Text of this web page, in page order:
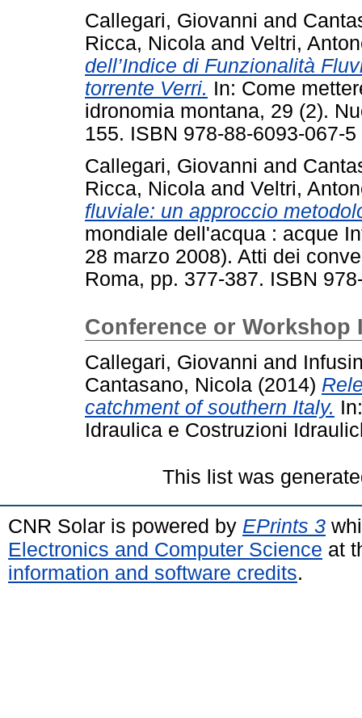
Callegari, Giovanni and
Ricca, Nicola and Veltri,
dell’Indice di Funzionalità
torrente Verri. In: Come
idronomia montana, 29 (2).
155. ISBN 978-88-6093-067-5
Callegari, Giovanni and
Ricca, Nicola and Veltri,
fluviale: un approccio
mondiale dell'acqua : acque
28 marzo 2008). Atti dei
Roma, pp. 377-387. ISBN
Conference or Workshop
Callegari, Giovanni and
Cantasano, Nicola (2014)
catchment of southern Italy.
Idraulica e Costruzioni
This list was
CNR Solar is powered by EPrints 3
Electronics and Computer Science at
information and software credits.